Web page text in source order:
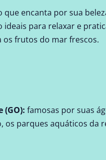
que encanta por sua
ideais para relaxar e
os frutos do mar frescos.
(GO): famosas por suas
os parques aquáticos da